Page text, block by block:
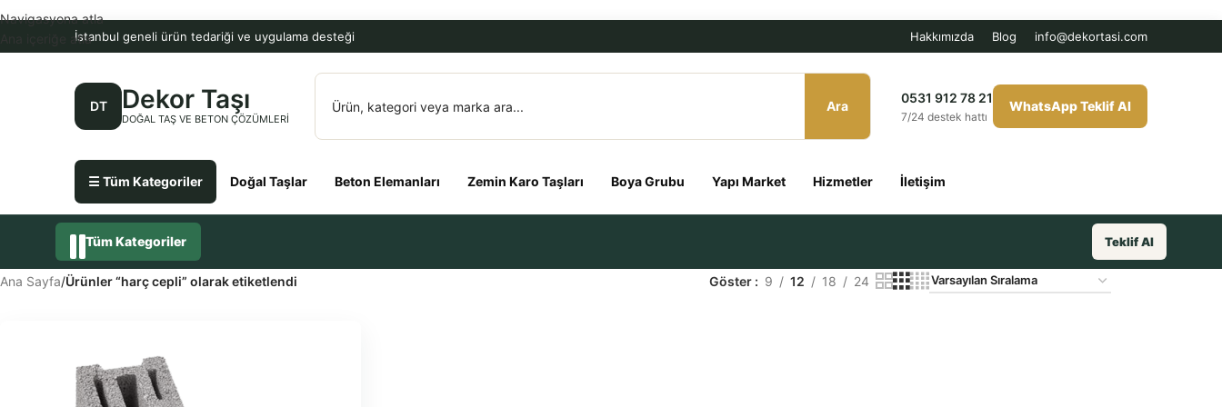
İstanbul geneli ürün tedariği ve uygulama desteği Hakkımızda Blog info@dekortasi.com
DT Dekor Taşı
DOĞAL TAŞ VE BETON ÇÖZÜMLERI
Ara
0531 912 78 21
7/24 destek hattı
WhatsApp Teklif Al
☰ Tüm Kategoriler Doğal Taşlar Beton Elemanları Zemin Karo Taşları Boya Grubu Yapı Market Hizmetler İletişim
Navigasyona atla
Ana içeriğe atla
Tüm Kategoriler Teklif Al
Ana Sayfa/Ürünler “harç cepli” olarak etiketlendi Göster 9 12 18 24